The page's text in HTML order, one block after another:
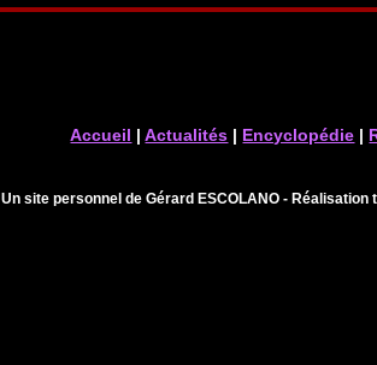
Accueil |Actualités | Encyclopédie |
Un site personnel de Gérard ESCOLANO -